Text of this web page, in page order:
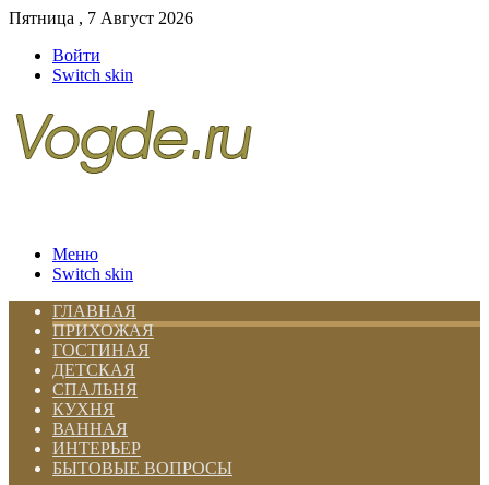
Пятница , 7 Август 2026
Войти
Switch skin
Меню
Switch skin
ГЛАВНАЯ
ПРИХОЖАЯ
ГОСТИНАЯ
ДЕТСКАЯ
СПАЛЬНЯ
КУХНЯ
ВАННАЯ
ИНТЕРЬЕР
БЫТОВЫЕ ВОПРОСЫ